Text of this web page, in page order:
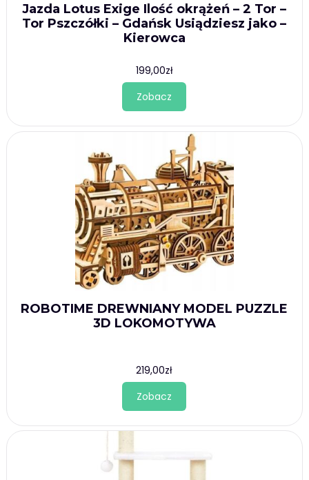
Jazda Lotus Exige Ilość okrążeń – 2 Tor –
Tor Pszczółki – Gdańsk Usiądziesz jako –
Kierowca
199,00zł
Zobacz
ROBOTIME DREWNIANY MODEL PUZZLE
3D LOKOMOTYWA
219,00zł
Zobacz